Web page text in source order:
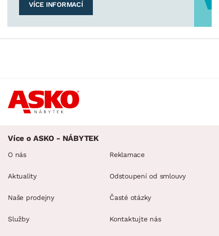
min.
MATERIÁL
SKLADOVOST
VÍCE INFORMACÍ
Více o ASKO - NÁBYTEK
O nás
Aktuality
Naše prodejny
Služby
Reklamace
Odstoupení od smlouvy
Časté otázky
Kontaktujte nás